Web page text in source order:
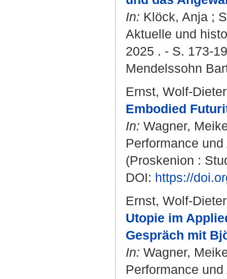
In: Klöck, Anja ;
Aktuelle und
2025 . - S. 173-
Mendelssohn
Ernst, Wolf-Dieter
Embodied
In: Wagner,
Performance
(Proskenion :
DOI: https://
Ernst, Wolf-Dieter
Utopie im
Gespräch mit
In: Wagner,
Performance